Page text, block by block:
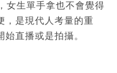
女生單手拿也不會覺得
，是現代人考量的重
直播或是拍攝。